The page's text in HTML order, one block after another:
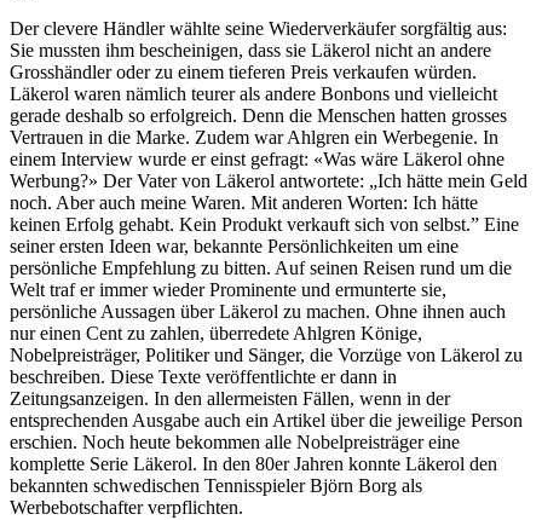
Der clevere Händler wählte seine Wiederverkäufer sorgfältig aus:
Sie mussten ihm bescheinigen, dass sie Läkerol nicht an andere
Grosshändler oder zu einem tieferen Preis verkaufen würden.
Läkerol waren nämlich teurer als andere Bonbons und vielleicht
gerade deshalb so erfolgreich. Denn die Menschen hatten grosses
Vertrauen in die Marke. Zudem war Ahlgren ein Werbegenie. In
einem Interview wurde er einst gefragt: «Was wäre Läkerol ohne
Werbung?» Der Vater von Läkerol antwortete: „Ich hätte mein Geld
noch. Aber auch meine Waren. Mit anderen Worten: Ich hätte
keinen Erfolg gehabt. Kein Produkt verkauft sich von selbst.” Eine
seiner ersten Ideen war, bekannte Persönlichkeiten um eine
persönliche Empfehlung zu bitten. Auf seinen Reisen rund um die
Welt traf er immer wieder Prominente und ermunterte sie,
persönliche Aussagen über Läkerol zu machen. Ohne ihnen auch
nur einen Cent zu zahlen, überredete Ahlgren Könige,
Nobelpreisträger, Politiker und Sänger, die Vorzüge von Läkerol zu
beschreiben. Diese Texte veröffentlichte er dann in
Zeitungsanzeigen. In den allermeisten Fällen, wenn in der
entsprechenden Ausgabe auch ein Artikel über die jeweilige Person
erschien. Noch heute bekommen alle Nobelpreisträger eine
komplette Serie Läkerol. In den 80er Jahren konnte Läkerol den
bekannten schwedischen Tennisspieler Björn Borg als
Werbebotschafter verpflichten.